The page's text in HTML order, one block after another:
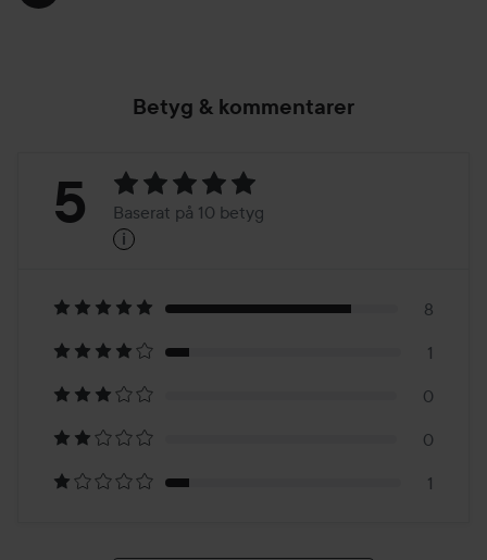
Betyg & kommentarer
Betyg:
Baserat
på
10
betyg
5 Baserat på 10 betyg
i
8
1
0
0
1